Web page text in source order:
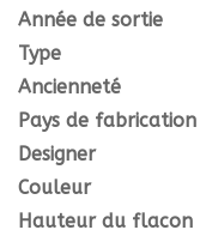
Année de sortie
Type
Ancienneté
Pays de fabrication
Designer
Couleur
Hauteur du flacon